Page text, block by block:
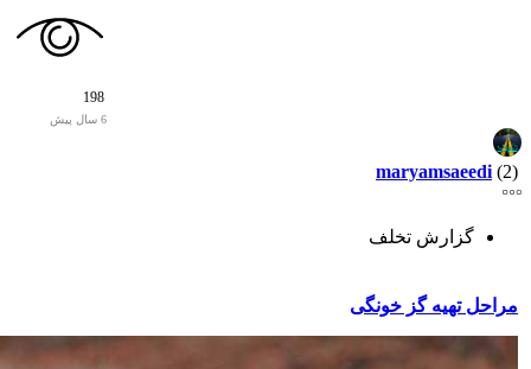
198
6 سال پیش
maryamsaeedi (2)
گزارش تخلف
مراحل تهیه گز خونگی